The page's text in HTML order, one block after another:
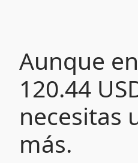
Aunque
120.44
necesitas
más.